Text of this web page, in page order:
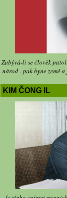
Zabývá-li se člověk
národ - pak hyne země
KIM ČONG IL